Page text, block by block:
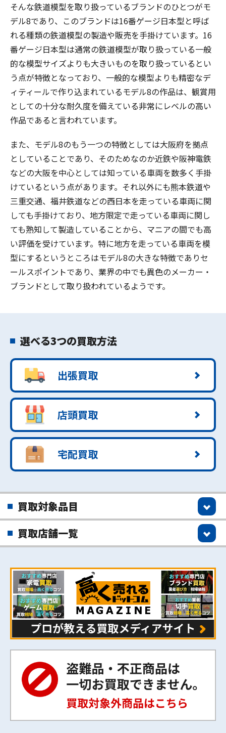
そんな鉄道模型を取り扱っているブランドのひとつがモ
デル8であり、このブランドは16番ゲージ日本型と呼ば
れる種類の鉄道模型の製造や販売を手掛けています。16
番ゲージ日本型は通常の鉄道模型が取り扱っている一般
的な模型サイズよりも大きいものを取り扱っているとい
う点が特徴となっており、一般的な模型よりも精密なデ
ィティールで作り込まれているモデル8の作品は、観賞用
としての十分な耐久度を備えている非常にレベルの高い
作品であると言われています。
また、モデル8のもう一つの特徴としては大阪府を拠点
としていることであり、そのためなのか近鉄や阪神電鉄
などの大阪を中心としては知っている車両を数多く手掛
けているという点があります。それ以外にも熊本鉄道や
三重交通、福井鉄道などの西日本を走っている車両に関
しても手掛けており、地方限定で走っている車両に関し
ても熟知して製造していることから、マニアの間でも高
い評価を受けています。特に地方を走っている車両を模
型にするというところはモデル8の大きな特徴でありセ
ールスポイントであり、業界の中でも異色のメーカー・
ブランドとして取り扱われているようです。
選べる3つの買取方法
出張買取
店頭買取
宅配買取
買取対象品目
買取店舗一覧